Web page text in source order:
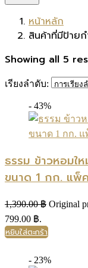
หน้าหลัก
สินค้าที่มีป้าย
Showing all 5
เรียงลำดับ:
- 43%
ธรรม ข้าวหอม
ขนาด 1 กก. แพ็
1,390.00฿ Original
799.00 ฿.
หยิบใส่ตะกร้า
- 23%